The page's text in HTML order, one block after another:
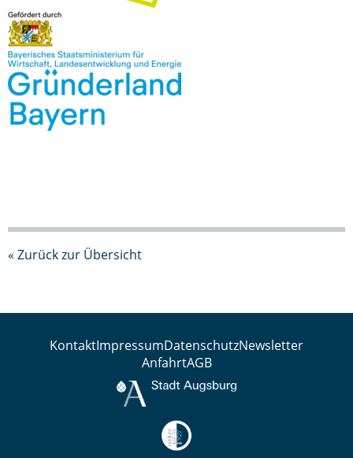
« Zurück zur Übersicht
KontaktImpressumDatenschutzNewsletter
AnfahrtAGB